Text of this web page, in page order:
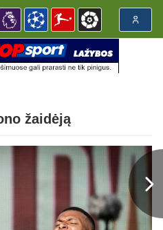
žaidėją